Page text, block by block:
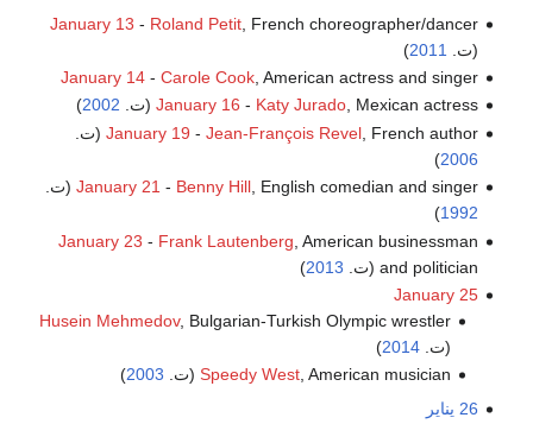
January 13 - Roland Petit, French choreographer/dancer
(ت.
2011
)
January 14- Carole Cook, American actress and singer
January 16 - Katy Jurado, Mexican actress (ت. 2002
)
January 19 - Jean-François Revel, French author (ت.
2006
)
January 21 - Benny Hill, English comedian and singer (ت.
1992
)
January 23 - Frank Lautenberg , American businessman
and politician (ت.
2013
)
January 25
Husein Mehmedov, Bulgarian-Turkish Olympic wrestler
(ت. 2014
)
Speedy West, American musician (ت. 2003
)
26 يناير